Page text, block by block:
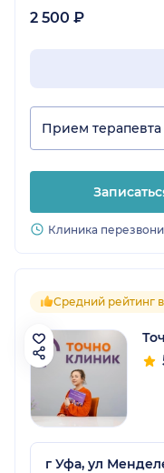
2 500 ₽
Прием терапевта
Клиника
Средний рейтинг
г Уфа, ул